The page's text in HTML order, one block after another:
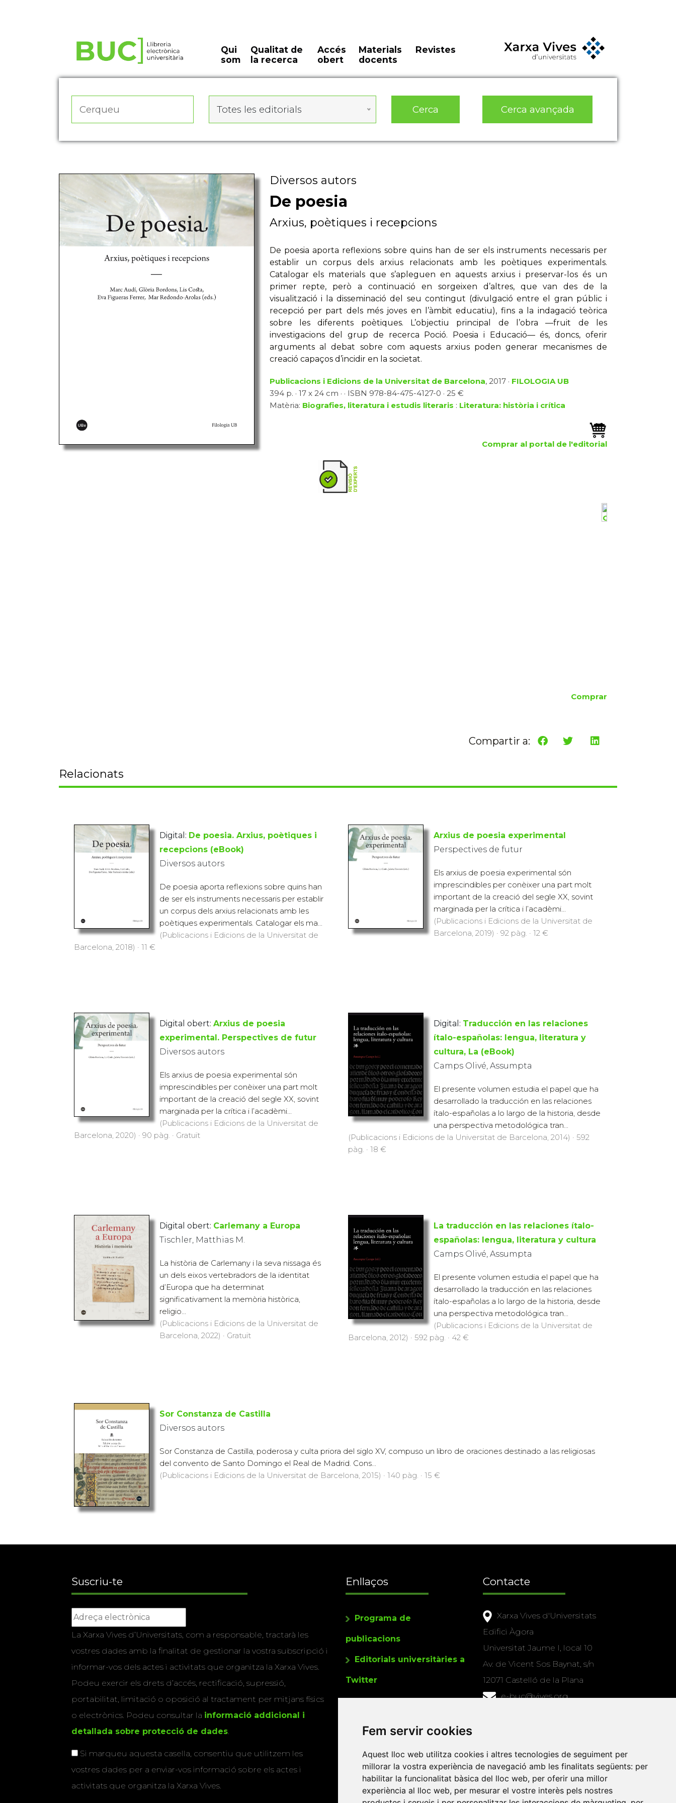
Fem servir cookies
Aquest lloc web utilitza cookies i altres tecnologies de seguiment per
millorar la vostra experiència de navegació amb les finalitats següents: per
habilitar la funcionalitat bàsica del lloc web, per oferir una millor
experiència al lloc web, per mesurar el vostre interès pels nostres
Qui
som
Qualitat de
la recerca
Accés
obert
Materials
docents
Revistes
Totes les editorials Cerca Cerca avançada
Diversos autors
De poesia
Arxius, poètiques i recepcions
De poesia aporta reflexions sobre quins han de ser els instruments necessaris per
establir un corpus dels arxius relacionats amb les poètiques experimentals.
Catalogar els materials que s’apleguen en aquests arxius i preservar-los és un
primer repte, però a continuació en sorgeixen d’altres, que van des de la
visualització i la disseminació del seu contingut (divulgació entre el gran públic i
recepció per part dels més joves en l’àmbit educatiu), fins a la indagació teòrica
sobre les diferents poètiques. L’objectiu principal de l’obra —fruit de les
investigacions del grup de recerca Poció. Poesia i Educació— és, doncs, oferir
arguments al debat sobre com aquests arxius poden generar mecanismes de
creació capaços d’incidir en la societat.
Publicacions i Edicions de la Universitat de Barcelona, 2017 · FILOLOGIA UB
394 p. · 17 x 24 cm · · ISBN 978-84-475-4127-0 · 25 €
Matèria: Biografies, literatura i estudis literaris : Literatura: història i crítica
Comprar al portal de l'editorial
Comprar
Compartir a:
Relacionats
Digital: De poesia. Arxius, poètiques i
recepcions (eBook)
Diversos autors
De poesia aporta reflexions sobre quins han
de ser els instruments necessaris per establir
un corpus dels arxius relacionats amb les
poètiques experimentals. Catalogar els ma...
(Publicacions i Edicions de la Universitat de
Barcelona, 2018) · 11 €
Arxius de poesia experimental
Perspectives de futur
Els arxius de poesia experimental són
imprescindibles per conèixer una part molt
important de la creació del segle XX, sovint
marginada per la crítica i l’acadèmi...
(Publicacions i Edicions de la Universitat de
Barcelona, 2019) · 92 pàg. · 12 €
Digital obert: Arxius de poesia
experimental. Perspectives de futur
Diversos autors
Els arxius de poesia experimental són
imprescindibles per conèixer una part molt
important de la creació del segle XX, sovint
marginada per la crítica i l’acadèmi...
(Publicacions i Edicions de la Universitat de
Barcelona, 2020) · 90 pàg. · Gratuït
Digital: Traducción en las relaciones
ítalo-españolas: lengua, literatura y
cultura, La (eBook)
Camps Olivé, Assumpta
El presente volumen estudia el papel que ha
desarrollado la traducción en las relaciones
ítalo-españolas a lo largo de la historia, desde
una perspectiva metodológica tran...
(Publicacions i Edicions de la Universitat de Barcelona, 2014) · 592
pàg. · 18 €
Digital obert: Carlemany a Europa
Tischler, Matthias M.
La història de Carlemany i la seva nissaga és
un dels eixos vertebradors de la identitat
d’Europa que ha determinat
significativament la memòria històrica,
religio...
(Publicacions i Edicions de la Universitat de
Barcelona, 2022) · Gratuït
La traducción en las relaciones ítalo-
españolas: lengua, literatura y cultura
Camps Olivé, Assumpta
El presente volumen estudia el papel que ha
desarrollado la traducción en las relaciones
ítalo-españolas a lo largo de la historia, desde
una perspectiva metodológica tran...
(Publicacions i Edicions de la Universitat de
Barcelona, 2012) · 592 pàg. · 42 €
Sor Constanza de Castilla
Diversos autors
Sor Constanza de Castilla, poderosa y culta priora del siglo XV, compuso un libro de oraciones destinado a las religiosas
del convento de Santo Domingo el Real de Madrid. Cons...
(Publicacions i Edicions de la Universitat de Barcelona, 2015) · 140 pàg. · 15 €
Suscriu-te
La Xarxa Vives d’Universitats, com a responsable, tractarà les
vostres dades amb la finalitat de gestionar la vostra subscripció i
informar-vos dels actes i activitats que organitza la Xarxa Vives.
Podeu exercir els drets d’accés, rectificació, supressió,
portabilitat, limitació o oposició al tractament per mitjans físics
o electrònics. Podeu consultar la informació addicional i
detallada sobre protecció de dades.
Si marqueu aquesta casella, consentiu que utilitzem les
vostres dades per a enviar-vos informació sobre els actes i
activitats que organitza la Xarxa Vives.
Enllaços
Programa de
publicacions
Editorials universitàries a
Twitter
Contacte
Xarxa Vives d'Universitats
Edifici Àgora
Universitat Jaume I, local 10
Av. de Vicent Sos Baynat, s/n
12071 Castelló de la Plana
e-buc@vives.org
de